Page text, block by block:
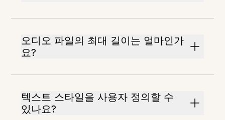
오디오 파일의 최대 길이는 얼마인가
요?
텍스트 스타일을 사용자 정의할 수
있나요?